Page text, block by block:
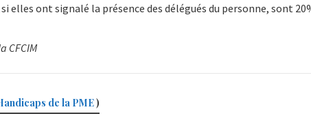
elles ont signalé la présence des délégués du personne, sont
CFCIM
de la PME)